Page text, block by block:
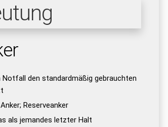
Notfall den standardmäßig gebrauchten
Reserveanker
als jemandes letzter Halt